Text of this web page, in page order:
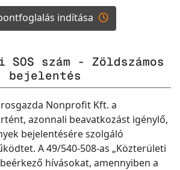
indítása
szám - Zöldszámos
bejelentés
Nonprofit Kft. a
azonnali beavatkozást igénylő,
bejelentésére szolgáló
A 49/540-508-as „Közterületi
hívásokat, amennyiben a